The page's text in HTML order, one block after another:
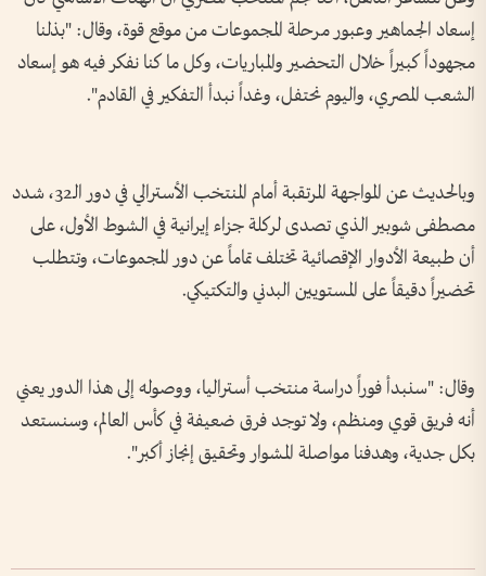
إسعاد الجماهير وعبور مرحلة المجموعات من موقع قوة، وقال: "بذلنا
مجهوداً كبيراً خلال التحضير والمباريات، وكل ما كنا نفكر فيه هو إسعاد
الشعب المصري، واليوم نحتفل، وغداً نبدأ التفكير في القادم".
وبالحديث عن المواجهة المرتقبة أمام المنتخب الأسترالي في دور الـ32، شدد
مصطفى شوبير الذي تصدى لركلة جزاء إيرانية في الشوط الأول، على
أن طبيعة الأدوار الإقصائية تختلف تماماً عن دور المجموعات، وتتطلب
تحضيراً دقيقاً على المستويين البدني والتكتيكي.
وقال: "سنبدأ فوراً دراسة منتخب أستراليا، ووصوله إلى هذا الدور يعني
أنه فريق قوي ومنظم، ولا توجد فرق ضعيفة في كأس العالم، وسنستعد
بكل جدية، وهدفنا مواصلة المشوار وتحقيق إنجاز أكبر".